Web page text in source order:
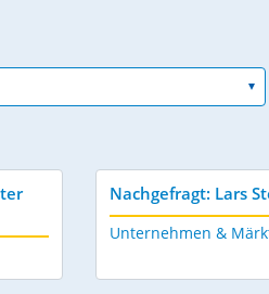
Nachgefragt: Lars
Unternehmen &